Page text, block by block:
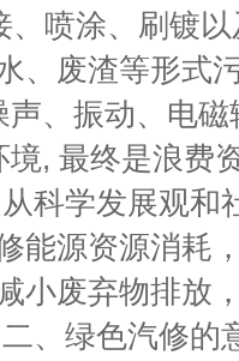
、喷涂、刷镀
、废渣等形式
、振动、电
, 最终是浪费
科学发展观和
能源资源消耗
小废弃物排放
、绿色汽修的